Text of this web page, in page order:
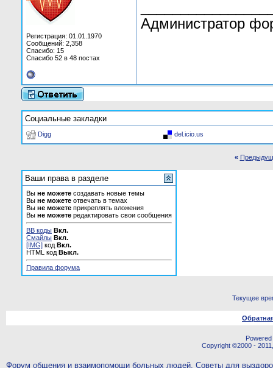
Регистрация: 01.01.1970
Сообщений: 2,358
Спасибо: 15
Спасибо 52 в 48 постах
Администратор
Социальные закладки
Digg del.icio.us
«
Ваши права в разделе
Вы не можете создавать новые темы
Вы не можете отвечать в темах
Вы не можете прикреплять вложения
Вы не можете редактировать свои сообщения
BB коды Вкл.
Смайлы Вкл.
[IMG] код Вкл.
HTML код Выкл.
Правила форума
Текущее
Copyright ©2000 -
Форум общения и взаимопомощи больных людей. Советы для